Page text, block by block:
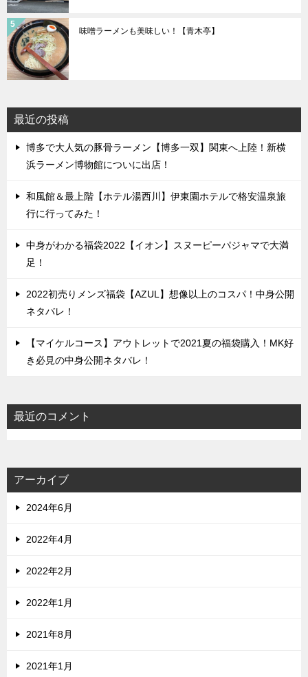
味噌ラーメンも美味しい！【青木亭】
最近の投稿
博多で大人気の豚骨ラーメン【博多一双】関東へ上陸！新横
浜ラーメン博物館についに出店！
和風館＆最上階【ホテル湯西川】伊東園ホテルで格安温泉旅
行に行ってみた！
中身がわかる福袋2022【イオン】スヌーピーパジャマで大満
足！
2022初売りメンズ福袋【AZUL】想像以上のコスパ！中身公開
ネタバレ！
【マイケルコース】アウトレットで2021夏の福袋購入！MK好
き必見の中身公開ネタバレ！
最近のコメント
アーカイブ
2024年6月
2022年4月
2022年2月
2022年1月
2021年8月
2021年1月